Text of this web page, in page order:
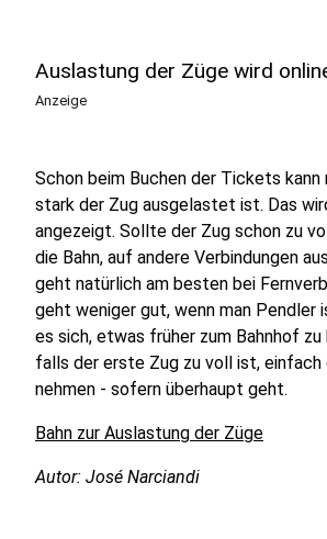
Auslastung der Züge wird
Anzeige
Schon beim Buchen der Tickets kann
stark der Zug ausgelastet ist. Das
angezeigt. Sollte der Zug schon zu
die Bahn, auf andere Verbindungen
geht natürlich am besten bei
geht weniger gut, wenn man Pendler
es sich, etwas früher zum Bahnhof zu
falls der erste Zug zu voll ist, einfach
nehmen - sofern überhaupt geht.
Bahn zur Auslastung der Züge
Autor: José Narciandi